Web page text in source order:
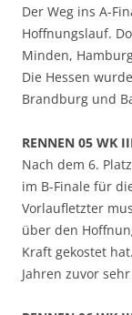
Der Weg ins A-
Hoffnungslauf.
Minden,
Die Hessen
Brandburg und
RENNEN 05 WK
Nach dem 6.
im B-Finale für
Vorlaufletzter
über den
Kraft gekostet
Jahren zuvor